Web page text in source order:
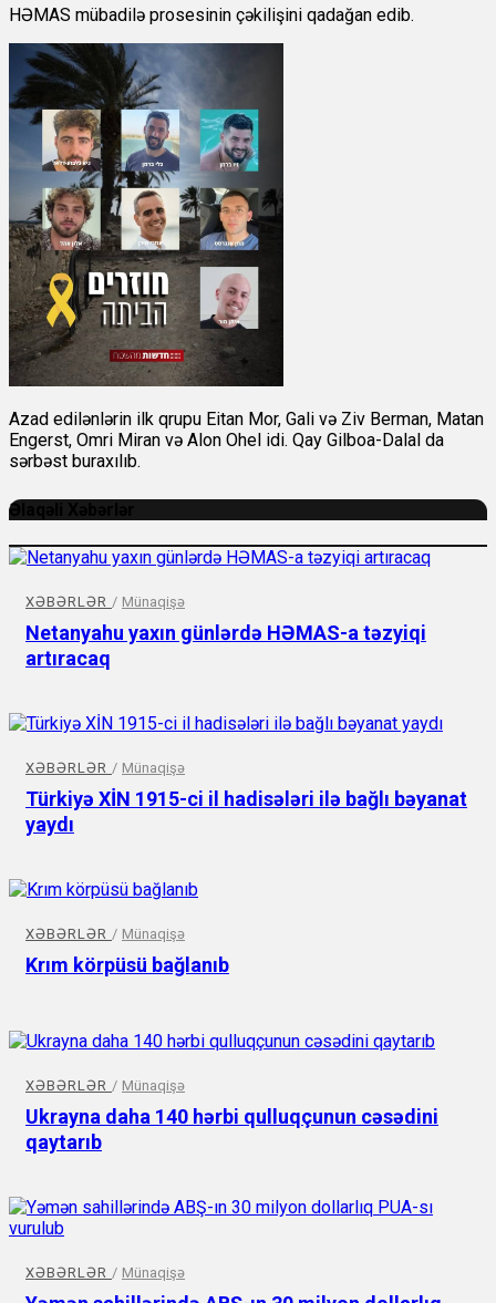
HƏMAS mübadilə prosesinin çəkilişini qadağan edib.
Azad edilənlərin ilk qrupu Eitan Mor, Gali və Ziv Berman, Matan
Engerst, Omri Miran və Alon Ohel idi. Qay Gilboa-Dalal da
sərbəst buraxılıb.
Əlaqəli Xəbərlər
XƏBƏRLƏR / Münaqişə
Netanyahu yaxın günlərdə HƏMAS-a təzyiqi
artıracaq
XƏBƏRLƏR / Münaqişə
Türkiyə XİN 1915-ci il hadisələri ilə bağlı bəyanat
yaydı
XƏBƏRLƏR / Münaqişə
Krım körpüsü bağlanıb
XƏBƏRLƏR / Münaqişə
Ukrayna daha 140 hərbi qulluqçunun cəsədini
qaytarıb
XƏBƏRLƏR / Münaqişə